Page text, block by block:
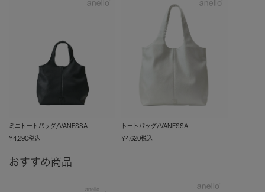
ミニトートバッグ/VANESSA
¥4,290税込
トートバッグ/VANESSA
¥4,620税込
おすすめ商品